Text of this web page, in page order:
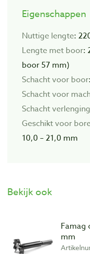
Eigenschappen
Nuttige lengte:
Lengte met boor:
boor 57 mm)
Schacht voor boor
Schacht voor
Schacht
Geschikt voor
10,0 – 21,0 mm
Bekijk ook
Famag
mm